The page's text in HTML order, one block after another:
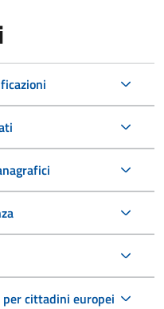
cittadini europei